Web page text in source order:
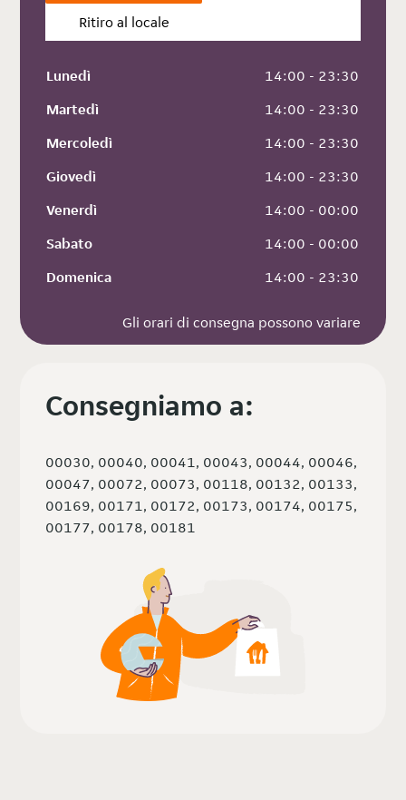
Ritiro al locale
Lunedì
14:00 - 23:30
Martedì
14:00 - 23:30
Mercoledì
14:00 - 23:30
Giovedì
14:00 - 23:30
Venerdì
14:00 - 00:00
Sabato
14:00 - 00:00
Domenica
14:00 - 23:30
Gli orari di consegna possono variare
Consegniamo a:
00030, 00040, 00041, 00043, 00044, 00046,
00047, 00072, 00073, 00118, 00132, 00133,
00169, 00171, 00172, 00173, 00174, 00175,
00177, 00178, 00181